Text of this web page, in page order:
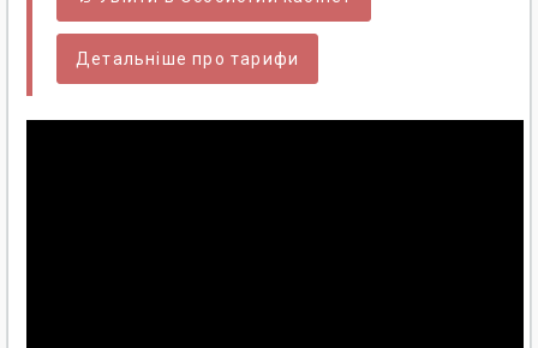
Детальніше про тарифи